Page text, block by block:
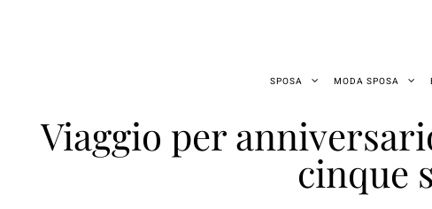
SPOSA MODA SPOSA
Viaggio per
cinque